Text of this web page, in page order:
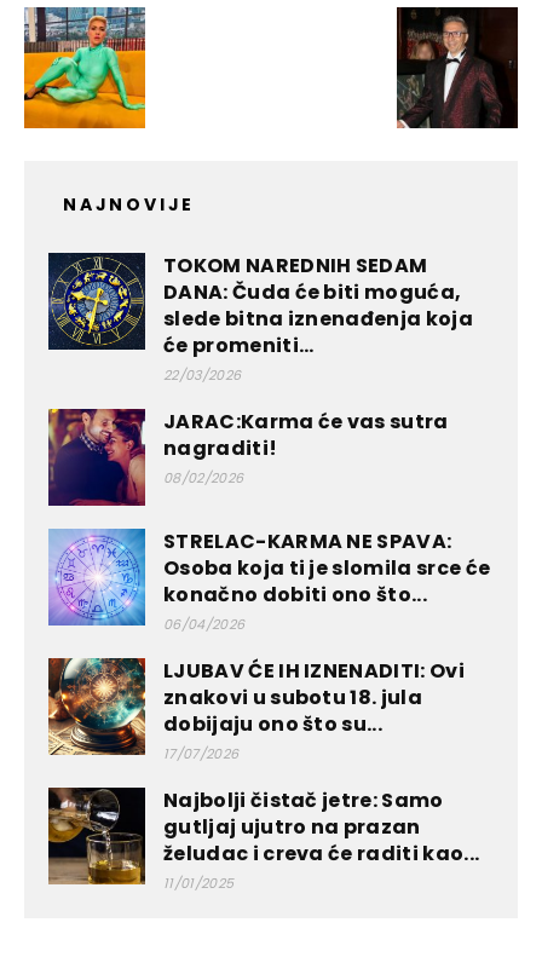
NAJNOVIJE
TOKOM NAREDNIH SEDAM
DANA: Čuda će biti moguća,
slede bitna iznenađenja koja
će promeniti...
22/03/2026
JARAC:Karma će vas sutra
nagraditi!
08/02/2026
STRELAC-KARMA NE SPAVA:
Osoba koja ti je slomila srce će
konačno dobiti ono što...
06/04/2026
LJUBAV ĆE IH IZNENADITI: Ovi
znakovi u subotu 18. jula
dobijaju ono što su...
17/07/2026
Najbolji čistač jetre: Samo
gutljaj ujutro na prazan
želudac i creva će raditi kao...
11/01/2025